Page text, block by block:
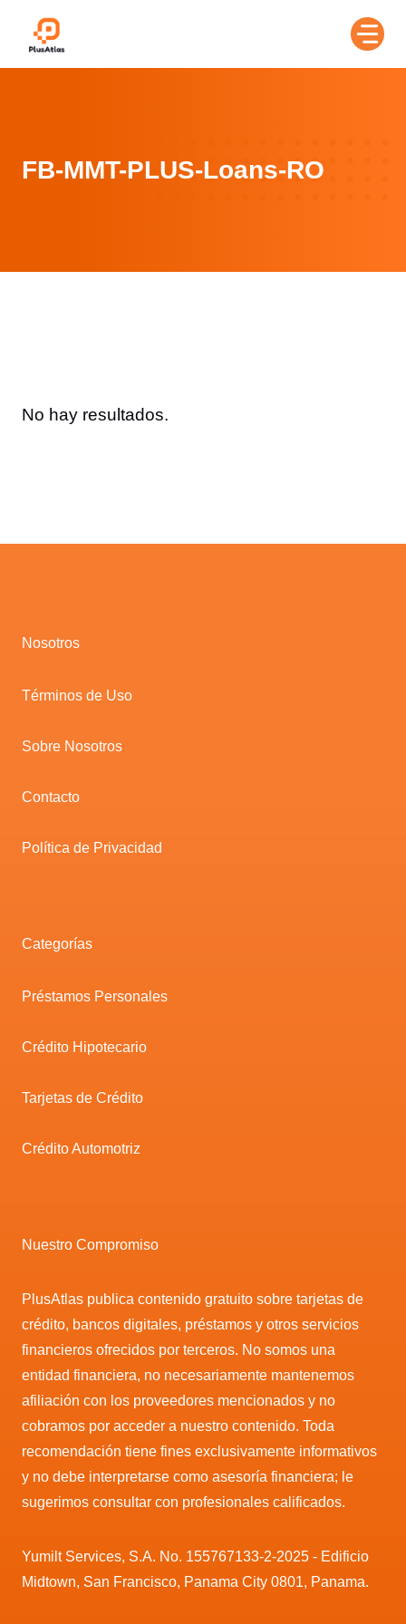
FB-MMT-PLUS-Loans-RO
No hay resultados.
Nosotros
Términos de Uso
Sobre Nosotros
Contacto
Política de Privacidad
Categorías
Préstamos Personales
Crédito Hipotecario
Tarjetas de Crédito
Crédito Automotriz
Nuestro Compromiso
PlusAtlas publica contenido gratuito sobre tarjetas de
crédito, bancos digitales, préstamos y otros servicios
financieros ofrecidos por terceros. No somos una
entidad financiera, no necesariamente mantenemos
afiliación con los proveedores mencionados y no
cobramos por acceder a nuestro contenido. Toda
recomendación tiene fines exclusivamente informativos
y no debe interpretarse como asesoría financiera; le
sugerimos consultar con profesionales calificados.
Yumilt Services, S.A. No. 155767133-2-2025 - Edificio
Midtown, San Francisco, Panama City 0801, Panama.